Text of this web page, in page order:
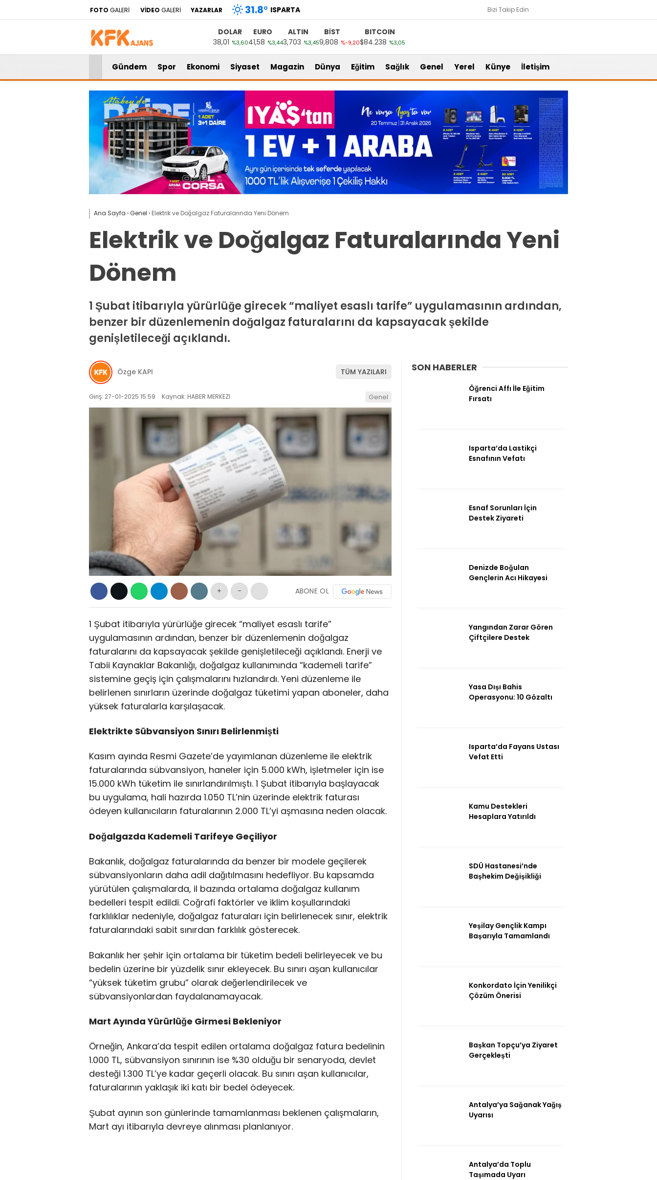
Ekonomi
Dünya
FOTO GALERİ VİDEO GALERİ YAZARLAR 31.8° ISPARTA Bizi Takip Edin
DOLAR
38,01 %3,60
EURO
41,58 %3,44
ALTIN
3,703 %3,45
BİST
9,808 %-9,20
BITCOIN
$84.238 %3,05
Gündem Spor Ekonomi Siyaset Magazin Dünya Eğitim Sağlık Genel Yerel Künye İletişim
Ana Sayfa ›Genel › Elektrik ve Doğalgaz Faturalarında Yeni Dönem
Elektrik ve Doğalgaz Faturalarında Yeni
Dönem
1 Şubat itibarıyla yürürlüğe girecek “maliyet esaslı tarife” uygulamasının ardından,
benzer bir düzenlemenin doğalgaz faturalarını da kapsayacak şekilde
genişletileceği açıklandı.
Özge KAPI TÜM YAZILARI
Giriş: 27-01-2025 15:59 Kaynak: HABER MERKEZI Genel
+ - ABONE OL
1 Şubat itibarıyla yürürlüğe girecek “maliyet esaslı tarife”
uygulamasının ardından, benzer bir düzenlemenin doğalgaz
faturalarını da kapsayacak şekilde genişletileceği açıklandı. Enerji ve
Tabii Kaynaklar Bakanlığı, doğalgaz kullanımında “kademeli tarife”
sistemine geçiş için çalışmalarını hızlandırdı. Yeni düzenleme ile
belirlenen sınırların üzerinde doğalgaz tüketimi yapan aboneler, daha
yüksek faturalarla karşılaşacak.
Elektrikte Sübvansiyon Sınırı Belirlenmişti
Kasım ayında Resmi Gazete’de yayımlanan düzenleme ile elektrik
faturalarında sübvansiyon, haneler için 5.000 kWh, işletmeler için ise
15.000 kWh tüketim ile sınırlandırılmıştı. 1 Şubat itibarıyla başlayacak
bu uygulama, hali hazırda 1.050 TL’nin üzerinde elektrik faturası
ödeyen kullanıcıların faturalarının 2.000 TL’yi aşmasına neden olacak.
Doğalgazda Kademeli Tarifeye Geçiliyor
Bakanlık, doğalgaz faturalarında da benzer bir modele geçilerek
sübvansiyonların daha adil dağıtılmasını hedefliyor. Bu kapsamda
yürütülen çalışmalarda, il bazında ortalama doğalgaz kullanım
bedelleri tespit edildi. Coğrafi faktörler ve iklim koşullarındaki
farklılıklar nedeniyle, doğalgaz faturaları için belirlenecek sınır, elektrik
faturalarındaki sabit sınırdan farklılık gösterecek.
Bakanlık her şehir için ortalama bir tüketim bedeli belirleyecek ve bu
bedelin üzerine bir yüzdelik sınır ekleyecek. Bu sınırı aşan kullanıcılar
“yüksek tüketim grubu” olarak değerlendirilecek ve
sübvansiyonlardan faydalanamayacak.
Mart Ayında Yürürlüğe Girmesi Bekleniyor
Örneğin, Ankara’da tespit edilen ortalama doğalgaz fatura bedelinin
1.000 TL, sübvansiyon sınırının ise %30 olduğu bir senaryoda, devlet
desteği 1.300 TL’ye kadar geçerli olacak. Bu sınırı aşan kullanıcılar,
faturalarının yaklaşık iki katı bir bedel ödeyecek.
Şubat ayının son günlerinde tamamlanması beklenen çalışmaların,
Mart ayı itibarıyla devreye alınması planlanıyor.
SON HABERLER
Öğrenci Affı İle Eğitim
Fırsatı
Isparta’da Lastikçi
Esnafının Vefatı
Esnaf Sorunları İçin
Destek Ziyareti
Denizde Boğulan
Gençlerin Acı Hikayesi
Yangından Zarar Gören
Çiftçilere Destek
Yasa Dışı Bahis
Operasyonu: 10 Gözaltı
Isparta’da Fayans Ustası
Vefat Etti
Kamu Destekleri
Hesaplara Yatırıldı
SDÜ Hastanesi’nde
Başhekim Değişikliği
Yeşilay Gençlik Kampı
Başarıyla Tamamlandı
Konkordato İçin Yenilikçi
Çözüm Önerisi
Başkan Topçu’ya Ziyaret
Gerçekleşti
Antalya’ya Sağanak Yağış
Uyarısı
Antalya’da Toplu
Taşımada Uyarı